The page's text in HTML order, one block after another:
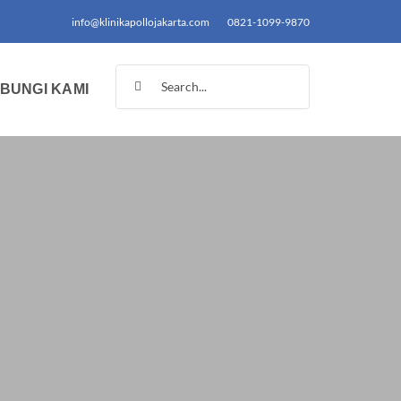
info@klinikapollojakarta.com 0821-1099-9870
KAMI